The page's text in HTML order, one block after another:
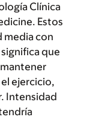
Clínica
Estos
media con
que
ejercicio,
Intensidad